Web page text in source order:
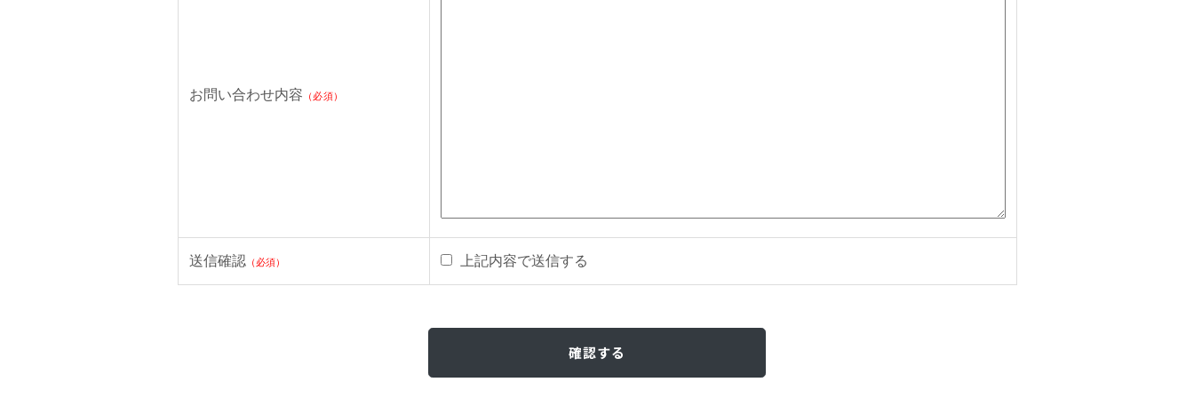
お問い合わせ内容 （必須）
送信確認（必須） 上記内容で送信する